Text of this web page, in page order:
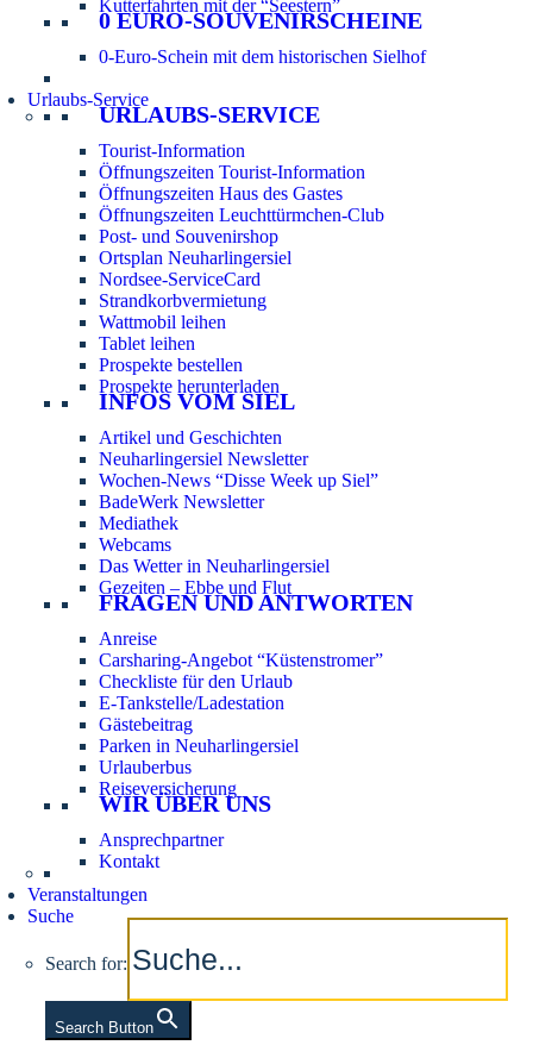
Kutterfahrten mit der “Seestern”
0 EURO-SOUVENIRSCHEINE
0-Euro-Schein mit dem historischen Sielhof
Urlaubs-Service
URLAUBS-SERVICE
Tourist-Information
Öffnungszeiten Tourist-Information
Öffnungszeiten Haus des Gastes
Öffnungszeiten Leuchttürmchen-Club
Post- und Souvenirshop
Ortsplan Neuharlingersiel
Nordsee-ServiceCard
Strandkorbvermietung
Wattmobil leihen
Tablet leihen
Prospekte bestellen
Prospekte herunterladen
INFOS VOM SIEL
Artikel und Geschichten
Neuharlingersiel Newsletter
Wochen-News “Disse Week up Siel”
BadeWerk Newsletter
Mediathek
Webcams
Das Wetter in Neuharlingersiel
Gezeiten – Ebbe und Flut
FRAGEN UND ANTWORTEN
Anreise
Carsharing-Angebot “Küstenstromer”
Checkliste für den Urlaub
E-Tankstelle/Ladestation
Gästebeitrag
Parken in Neuharlingersiel
Urlauberbus
Reiseversicherung
WIR ÜBER UNS
Ansprechpartner
Kontakt
Veranstaltungen
Suche
Search for:
Search Button